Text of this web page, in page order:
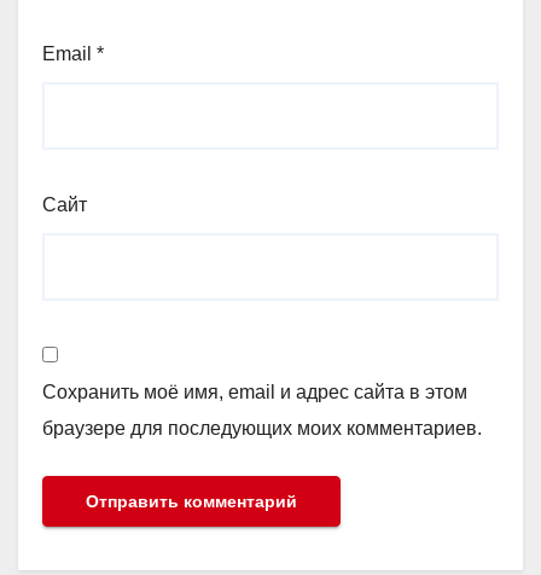
Email *
Сайт
Сохранить моё имя, email и адрес сайта в этом
браузере для последующих моих комментариев.